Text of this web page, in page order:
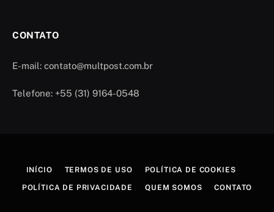
CONTATO
E-mail: contato@multpost.com.br
Telefone: +55 (31) 9164-0548
INÍCIO TERMOS DE USO POLÍTICA DE COOKIES
POLÍTICA DE PRIVACIDADE QUEM SOMOS CONTATO